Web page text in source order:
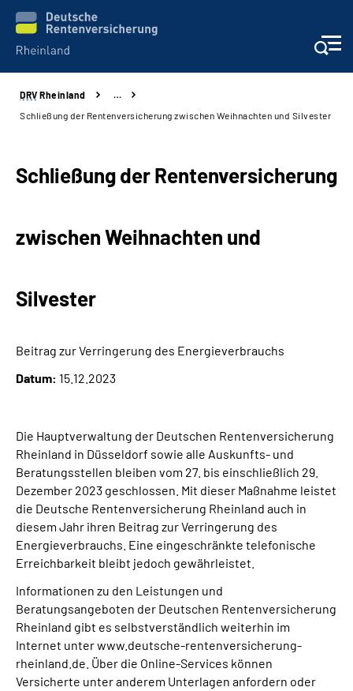
Aktuelles
Klinikverbund
Leichte Sprache
Suche
Mein Kundenportal
DRV Rheinland
…
Schließung der Rentenversicherung zwischen Weihnachten und Silvester
Schließung der Rentenversicherung
zwischen Weihnachten und
Silvester
Beitrag zur Verringerung des Energieverbrauchs
Datum: 15.12.2023
Die Hauptverwaltung der Deutschen Rentenversicherung
Rheinland in Düsseldorf sowie alle Auskunfts- und
Beratungsstellen bleiben vom 27. bis einschließlich 29.
Dezember 2023 geschlossen. Mit dieser Maßnahme leistet
die Deutsche Rentenversicherung Rheinland auch in
diesem Jahr ihren Beitrag zur Verringerung des
Energieverbrauchs. Eine eingeschränkte telefonische
Erreichbarkeit bleibt jedoch gewährleistet.
Informationen zu den Leistungen und
Beratungsangeboten der Deutschen Rentenversicherung
Rheinland gibt es selbstverständlich weiterhin im
Internet unter www.deutsche-rentenversicherung-
rheinland.de. Über die Online-Services können
Versicherte unter anderem Unterlagen anfordern oder